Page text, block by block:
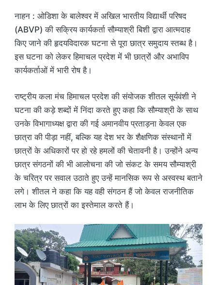
नाहन : ओडिशा के बालेश्वर में अखिल भारतीय विद्यार्थी परिषद
(ABVP) की सक्रिय कार्यकर्ता सौम्याश्री बिशी द्वारा आत्मदाह
किए जाने की हृदयविदारक घटना से पूरा छात्र समुदाय स्तब्ध है।
इस घटना को लेकर हिमाचल प्रदेश में भी छात्रों और अभाविप
कार्यकर्ताओं में भारी रोष है।
राष्ट्रीय कला मंच हिमाचल प्रदेश की संयोजक शीतल सूर्यवंशी ने
घटना की कड़े शब्दों में निंदा करते हुए कहा कि सौम्याश्री के साथ
उनके विभागाध्यक्ष द्वारा की गई अमानवीय प्रताड़ना केवल एक
छात्रा की पीड़ा नहीं, बल्कि यह देश भर के शैक्षणिक संस्थानों में
छात्रों के अधिकारों पर हो रहे हमलों की चेतावनी है। उन्होंने अन्य
छात्र संगठनों की भी आलोचना की जो संकट के समय सौम्याश्री
के चरित्र पर सवाल उठाते हुए उन्हें मानसिक रूप से अस्वस्थ बताने
लगे। शीतल ने कहा कि यह वही संगठन हैं जो केवल राजनीतिक
लाभ के लिए छात्रों का इस्तेमाल करते हैं।